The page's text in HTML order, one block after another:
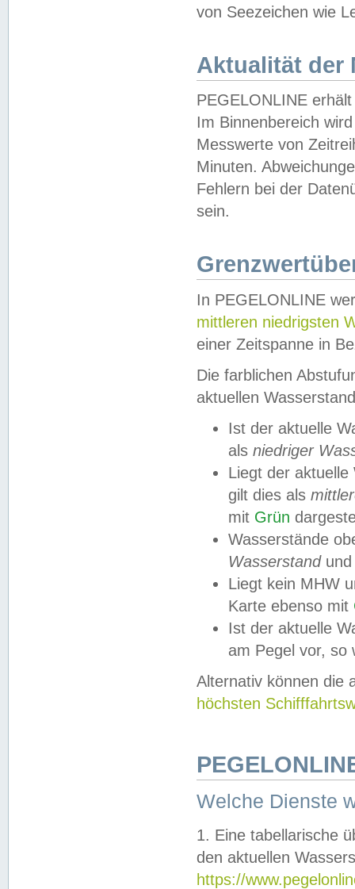
von Seezeichen wie
Aktualität der
PEGELONLINE
Im Binnenbereich
Messwerte von
Minuten.
Fehlern bei der
sein.
In PEGELONLINE
mittleren niedrigsten
einer Zeitspanne in
Die farblichen
aktuellen
Ist der aktuelle
als niedriger
Liegt der
gilt dies als
mit Grün
Wasserstände
Wasserstandund
Liegt kein MHW
Karte ebenso mit
Ist der aktuelle
am Pegel vor,
Alternativ können die
höchsten
Welche Dienste
1. Eine tabellarische
den aktuellen
https://